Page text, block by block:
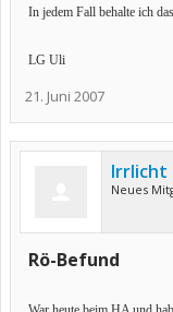
In jedem Fall behalte ich
LG Uli
21. Juni 2007
Irrlicht
Neues
Rö-Befund